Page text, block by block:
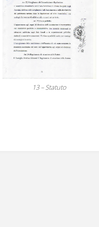
13 – Statuto